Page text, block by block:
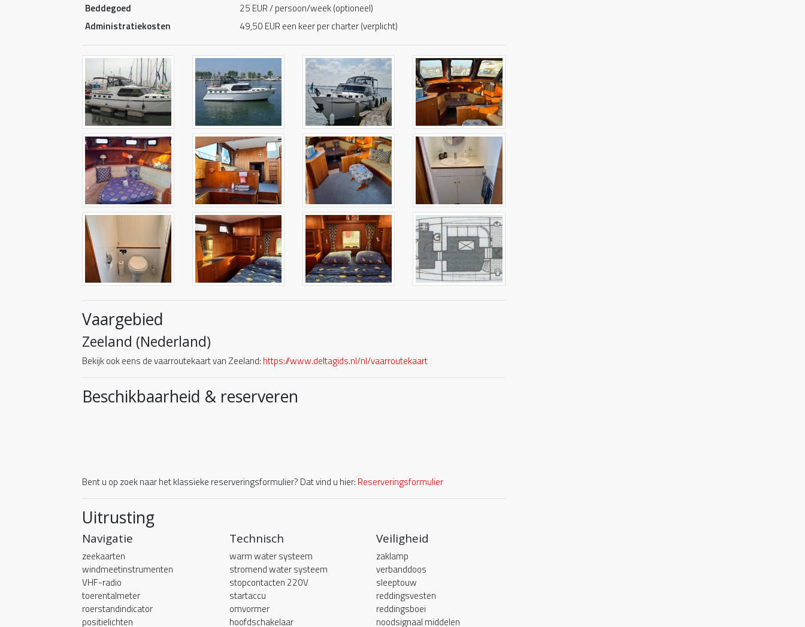
Beddegoed
25 EUR / persoon/week (optioneel)
Administratiekosten
49,50 EUR een keer per charter (verplicht)
Vaargebied
Zeeland (Nederland)
Bekijk ook eens de vaarroutekaart van Zeeland: https://www.deltagids.nl/nl/vaarroutekaart
Beschikbaarheid & reserveren
Bent u op zoek naar het klassieke reserveringsformulier? Dat vind u hier: Reserveringsformulier
Uitrusting
Navigatie
zeekaarten
windmeetinstrumenten
VHF-radio
toerentalmeter
roerstandindicator
positielichten
Technisch
warm water systeem
stromend water systeem
stopcontacten 220V
startaccu
omvormer
hoofdschakelaar
Veiligheid
zaklamp
verbanddoos
sleeptouw
reddingsvesten
reddingsboei
noodsignaal middelen